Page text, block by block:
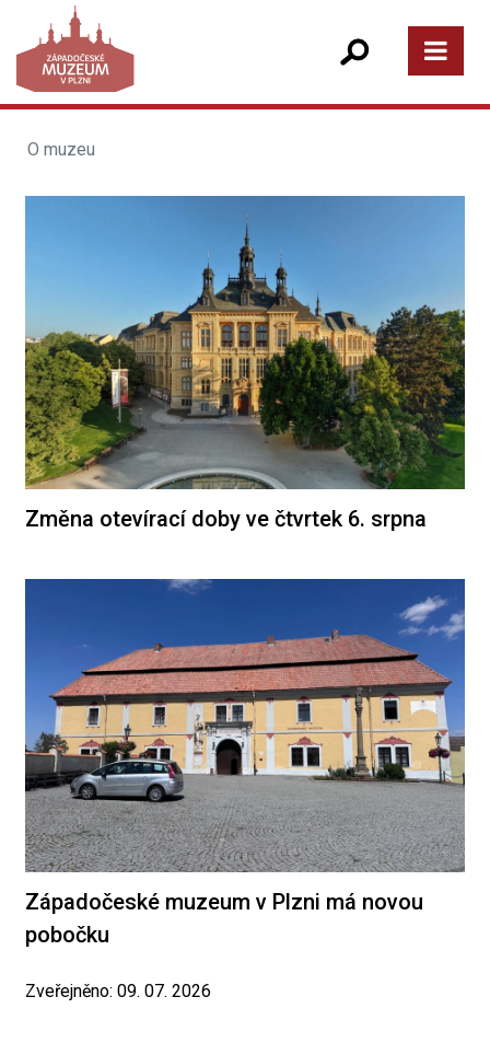
O muzeu
Změna otevírací doby ve čtvrtek 6. srpna
Západočeské muzeum v Plzni má novou
pobočku
Zveřejněno: 09. 07. 2026